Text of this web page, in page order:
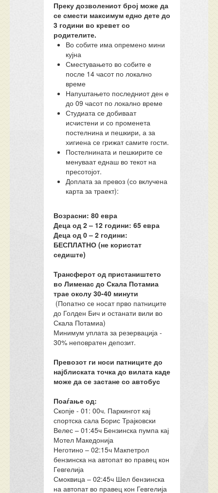
Преку дозволениот број може да
се смести максимум едно дете до
3 години во кревет со
родителите.
Во собите има опремено мини
кујна
Сместувањето во собите е
после 14 часот по локално
време
Напуштањето последниот ден е
до 09 часот по локално време
Студиата се добиваат
исчистени и со променета
постелнина и пешкири, а за
хигиена се грижат самите гости.
Постелнината и пешкирите се
менуваат еднаш во текот на
пресотојот.
Доплата за превоз (со вклучена
карта за траект):
Возрасни: 80 евра
Деца од 2 – 12 години: 65 евра
Деца од 0 – 2 години:
БЕСПЛАТНО (не користат
седиште)
Трансферот од пристаништето
во Лименас до Скала Потамиа
трае околу 30-40 минути
(Попатно се носат прво патниците
до Голден Бич и останати вили во
Скала Потамиа)
Минимум уплата за резервација -
30% неповратен депозит.
Превозот ги носи патниците до
најблиската точка до вилата каде
може да се застане со автобус
Поаѓање од:
Скопје - 01: 00ч. Паркингот кај
спортска сала Борис Трајковски
Велес – 01:45ч Бензинска пумпа кај
Мотел Македонија
Неготино – 02:15ч Макпетрол
бензинска на автопат во правец кон
Гевгелија
Смоквица – 02:45ч Шел бензинска
на автопат во правец кон Гевгелија